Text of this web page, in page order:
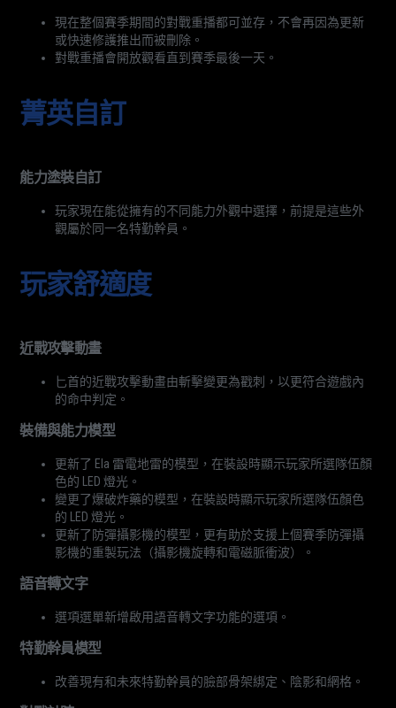
現在整個賽季期間的對戰重播都可並存，不會再因為更新
或快速修護推出而被刪除。
對戰重播會開放觀看直到賽季最後一天。
菁英自訂
能力塗裝自訂
玩家現在能從擁有的不同能力外觀中選擇，前提是這些外
觀屬於同一名特勤幹員。
玩家舒適度
近戰攻擊動畫
匕首的近戰攻擊動畫由斬擊變更為戳刺，以更符合遊戲內
的命中判定。
裝備與能力模型
更新了 Ela 雷電地雷的模型，在裝設時顯示玩家所選隊伍顏
色的 LED 燈光。
變更了爆破炸藥的模型，在裝設時顯示玩家所選隊伍顏色
的 LED 燈光。
更新了防彈攝影機的模型，更有助於支援上個賽季防彈攝
影機的重製玩法（攝影機旋轉和電磁脈衝波）。
語音轉文字
選項選單新增啟用語音轉文字功能的選項。
特勤幹員模型
改善現有和未來特勤幹員的臉部骨架綁定、陰影和網格。